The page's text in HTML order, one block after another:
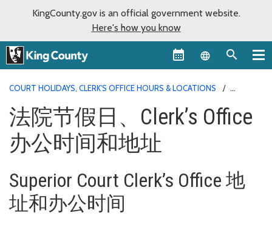
KingCounty.gov is an official government website.
Here's how you know
Language
COURT HOLIDAYS, CLERK'S OFFICE HOURS & LOCATIONS
法院节假日、Clerk’s Office
办公时间和地址
Superior Court Clerk’s Office 地
址和办公时间